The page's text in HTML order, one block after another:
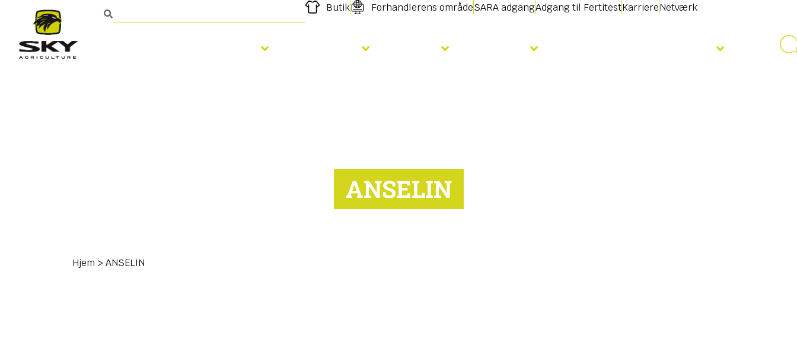
Butik Forhandlerens områdeSARA adgangAdgang til FertitestKarriereNetværk
ANSELIN
Hjem > ANSELIN